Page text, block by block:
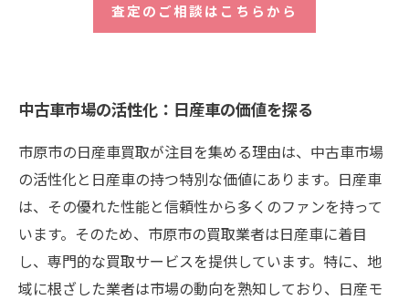
査定のご相談はこちらから
中古車市場の活性化：日産車の価値を探る
市原市の日産車買取が注目を集める理由は、中古車市場
の活性化と日産車の持つ特別な価値にあります。日産車
は、その優れた性能と信頼性から多くのファンを持って
います。そのため、市原市の買取業者は日産車に着目
し、専門的な買取サービスを提供しています。特に、地
域に根ざした業者は市場の動向を熟知しており、日産モ